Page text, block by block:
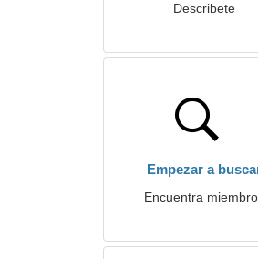
Describete
Empezar a
Encuentra